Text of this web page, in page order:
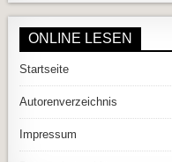
ONLINE LESEN
Startseite
Autorenverzeichnis
Impressum